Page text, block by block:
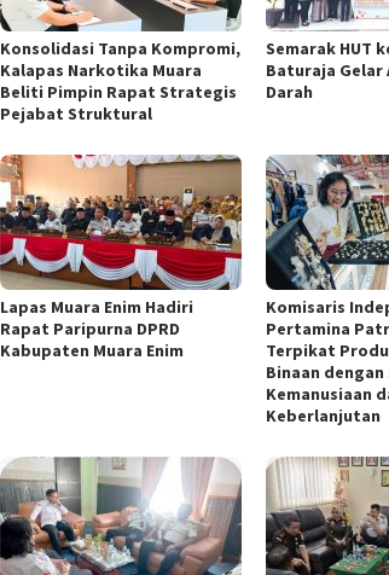
Konsolidasi Tanpa Kompromi,
Kalapas Narkotika Muara
Beliti Pimpin Rapat Strategis
Pejabat Struktural
Semarak HUT
Baturaja Gelar
Darah
Lapas Muara Enim Hadiri
Rapat Paripurna DPRD
Kabupaten Muara Enim
Komisaris
Pertamina
Terpikat
Binaan dengan
Kemanusiaan
Keberlanjutan